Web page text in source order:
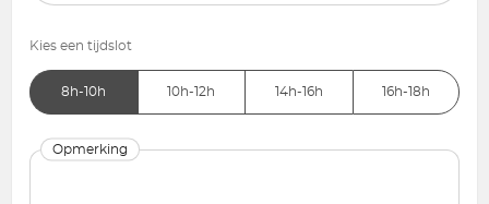
Kies een tijdslot
8h-10h 10h-12h 14h-16h 16h-18h
Opmerking